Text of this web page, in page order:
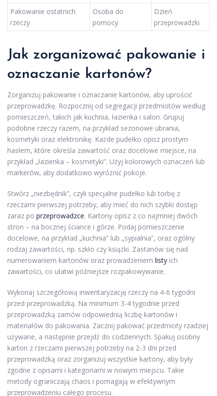
Pakowanie ostatnich
rzeczy
Osoba do
pomocy
Dzień
przeprowadzki
Jak zorganizować pakowanie i
oznaczanie kartonów?
Zorganizuj pakowanie i oznaczanie kartonów, aby uprościć
przeprowadzkę. Rozpocznij od segregacji przedmiotów według
pomieszczeń, takich jak kuchnia, łazienka i salon. Grupuj
podobne rzeczy razem, na przykład sezonowe ubrania,
kosmetyki oraz elektronikę. Każde pudełko opisz prostym
hasłem, które określa zawartość oraz docelowe miejsce, na
przykład „łazienka – kosmetyki”. Użyj kolorowych oznaczeń lub
markerów, aby dodatkowo wyróżnić pokoje.
Stwórz „niezbędnik”, czyli specjalne pudełko lub torbę z
rzeczami pierwszej potrzeby, aby mieć do nich szybki dostęp
zaraz po przeprowadzce. Kartony opisz z co najmniej dwóch
stron – na bocznej ściance i górze. Podaj pomieszczenie
docelowe, na przykład „kuchnia” lub „sypialnia”, oraz ogólny
rodzaj zawartości, np. szkło czy książki. Zastanów się nad
numerowaniem kartonów oraz prowadzeniem listy ich
zawartości, co ułatwi późniejsze rozpakowywanie.
Wykonaj szczegółową inwentaryzację rzeczy na 4-6 tygodni
przed przeprowadzką. Na minimum 3-4 tygodnie przed
przeprowadzką zamów odpowiednią liczbę kartonów i
materiałów do pakowania. Zacznij pakować przedmioty rzadziej
używane, a następnie przejdź do codziennych. Spakuj osobny
karton z rzeczami pierwszej potrzeby na 2-3 dni przed
przeprowadzką oraz zorganizuj wszystkie kartony, aby były
zgodne z opisami i kategoriami w nowym miejscu. Takie
metody ograniczają chaos i pomagają w efektywnym
przeprowadzeniu całego procesu.